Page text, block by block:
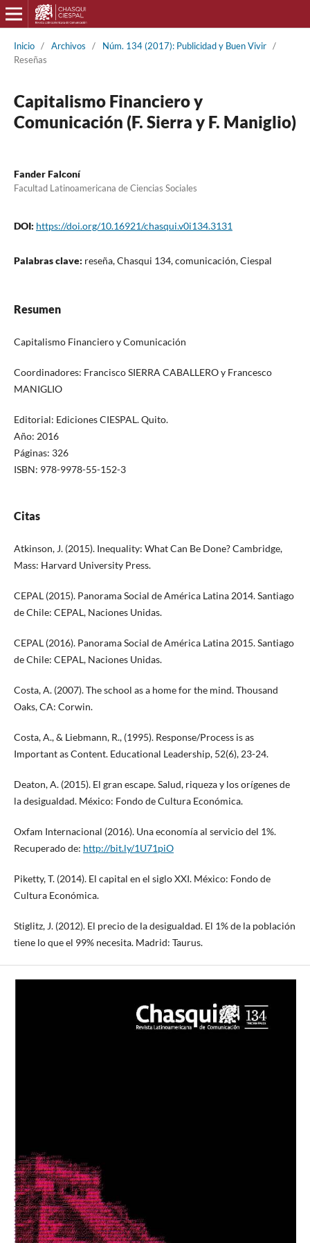
Inicio / Archivos / Núm. 134 (2017): Publicidad y Buen Vivir /
Reseñas
Capitalismo Financiero y
Comunicación (F. Sierra y F. Maniglio)
Fander Falconí
Facultad Latinoamericana de Ciencias Sociales
DOI: https://doi.org/10.16921/chasqui.v0i134.3131
Palabras clave: reseña, Chasqui 134, comunicación, Ciespal
Resumen
Capitalismo Financiero y Comunicación
Coordinadores: Francisco SIERRA CABALLERO y Francesco
MANIGLIO
Editorial: Ediciones CIESPAL. Quito.
Año: 2016
Páginas: 326
ISBN: 978-9978-55-152-3
Citas
Atkinson, J. (2015). Inequality: What Can Be Done? Cambridge,
Mass: Harvard University Press.
CEPAL (2015). Panorama Social de América Latina 2014. Santiago
de Chile: CEPAL, Naciones Unidas.
CEPAL (2016). Panorama Social de América Latina 2015. Santiago
de Chile: CEPAL, Naciones Unidas.
Costa, A. (2007). The school as a home for the mind. Thousand
Oaks, CA: Corwin.
Costa, A., & Liebmann, R., (1995). Response/Process is as
Important as Content. Educational Leadership, 52(6), 23-24.
Deaton, A. (2015). El gran escape. Salud, riqueza y los orígenes de
la desigualdad. México: Fondo de Cultura Económica.
Oxfam Internacional (2016). Una economía al servicio del 1%.
Recuperado de: http://bit.ly/1U71piO
Piketty, T. (2014). El capital en el siglo XXI. México: Fondo de
Cultura Económica.
Stiglitz, J. (2012). El precio de la desigualdad. El 1% de la población
tiene lo que el 99% necesita. Madrid: Taurus.